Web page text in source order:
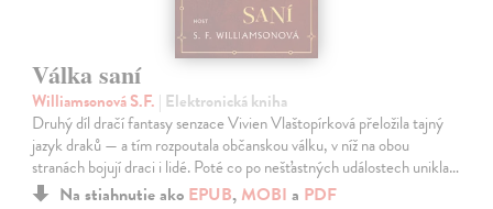
Válka saní
Williamsonová S.F. | Elektronická kniha
Druhý díl dračí fantasy senzace Vivien Vlaštopírková přeložila tajný
jazyk draků — a tím rozpoutala občanskou válku, v níž na obou
stranách bojují draci i lidé. Poté co po nešťastných událostech unikla…
Na stiahnutie ako EPUB, MOBI a PDF